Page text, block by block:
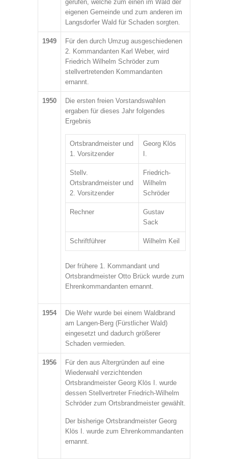
gerufen, welche zum einen im Wald der
eigenen Gemeinde und zum anderen im
Langsdorfer Wald für Schaden sorgten.
1949
Für den durch Umzug ausgeschiedenen
2. Kommandanten Karl Weber, wird
Friedrich Wilhelm Schröder zum
stellvertretenden Kommandanten
ernannt.
1950
Die ersten freien Vorstandswahlen
ergaben für dieses Jahr folgendes
Ergebnis
Ortsbrandmeister und
1. Vorsitzender
Georg Klös
I.
Stellv.
Ortsbrandmeister und
2. Vorsitzender
Friedrich-
Wilhelm
Schröder
Rechner
Gustav
Sack
Schriftführer Wilhelm Keil
Der frühere 1. Kommandant und
Ortsbrandmeister Otto Brück wurde zum
Ehrenkommandanten ernannt.
1954
Die Wehr wurde bei einem Waldbrand
am Langen-Berg (Fürstlicher Wald)
eingesetzt und dadurch größerer
Schaden vermieden.
1956
Für den aus Altergründen auf eine
Wiederwahl verzichtenden
Ortsbrandmeister Georg Klös I. wurde
dessen Stellvertreter Friedrich-Wilhelm
Schröder zum Ortsbrandmeister gewählt.
Der bisherige Ortsbrandmeister Georg
Klös I. wurde zum Ehrenkommandanten
ernannt.